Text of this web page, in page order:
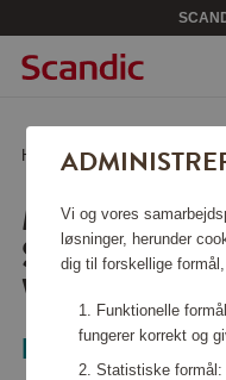
Hjem /Køkkentilbehør/
MEPAL
SKÅLSET
WHITE
Mepal
Vi og vores
løsninger, herunder
dig til forskellige
Funktionelle
fungerer korrekt og
Statistiske formål: